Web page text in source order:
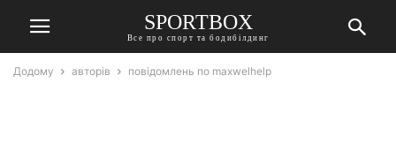
SPORTBOX
Все про спорт та бодибілдинг
Додому авторів повідомлень по maxwelhelp